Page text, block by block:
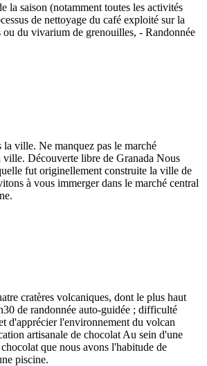
la saison (notamment toutes les activités
de nettoyage du café exploité sur la
du vivarium de grenouilles, - Randonnée
ville. Ne manquez pas le marché
ville. Découverte libre de Granada Nous
fut originellement construite la ville de
à vous immerger dans le marché central
cratères volcaniques, dont le plus haut
de randonnée auto-guidée ; difficulté
d'apprécier l'environnement du volcan
artisanale de chocolat Au sein d'une
que nous avons l'habitude de
piscine.